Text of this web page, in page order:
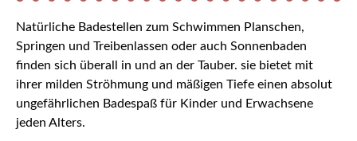
Natürliche Badestellen zum Schwimmen Planschen,
Springen und Treibenlassen oder auch Sonnenbaden
finden sich überall in und an der Tauber. sie bietet mit
ihrer milden Ströhmung und mäßigen Tiefe einen absolut
ungefährlichen Badespaß für Kinder und Erwachsene
jeden Alters.